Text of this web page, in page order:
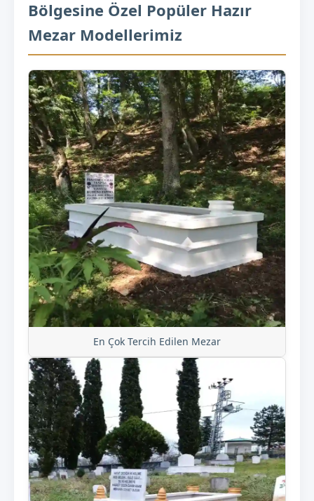
Bölgesine Özel Popüler Hazır
Mezar Modellerimiz
En Çok Tercih Edilen Mezar